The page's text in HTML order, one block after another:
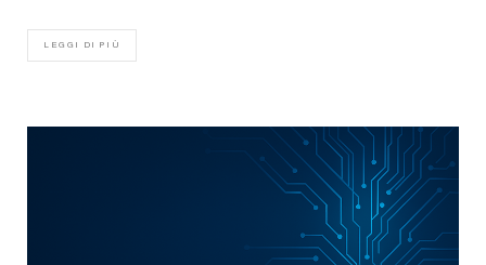
LEGGI DI PIÙ